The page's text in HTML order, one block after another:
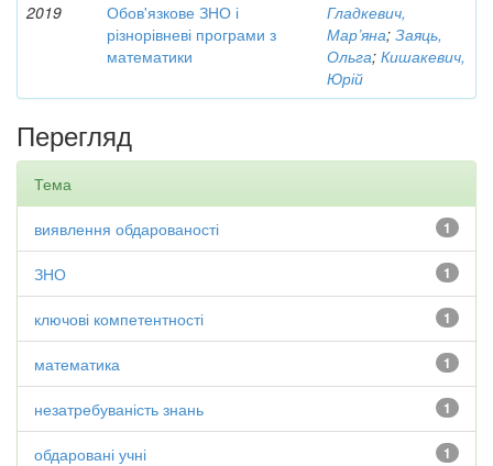
2019
Обов'язкове ЗНО і
різнорівневі програми з
математики
Гладкевич,
Мар’яна; Заяць,
Ольга; Кишакевич,
Юрій
Перегляд
Тема
1
виявлення обдарованості
1
ЗНО
1
ключові компетентності
1
математика
1
незатребуваність знань
1
обдаровані учні